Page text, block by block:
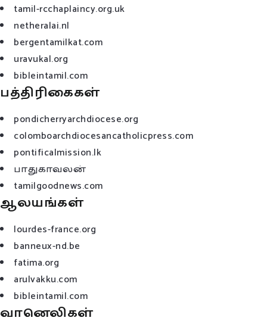
tamil-rcchaplaincy.org.uk
netheralai.nl
bergentamilkat.com
uravukal.org
bibleintamil.com
பத்திரிகைகள்
pondicherryarchdiocese.org
colomboarchdiocesancatholicpress.com
pontificalmission.lk
பாதுகாவலன்
tamilgoodnews.com
ஆலயங்கள்
lourdes-france.org
banneux-nd.be
fatima.org
arulvakku.com
bibleintamil.com
வானெலிகள்